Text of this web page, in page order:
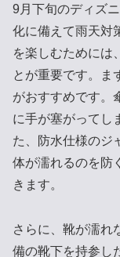
9月下旬のディズ
化に備えて雨天対
を楽しむためには
とが重要です。ま
がおすすめです。
に手が塞がってし
た、防水仕様のジ
体が濡れるのを防
きます。
さらに、靴が濡れ
備の靴下を持参し